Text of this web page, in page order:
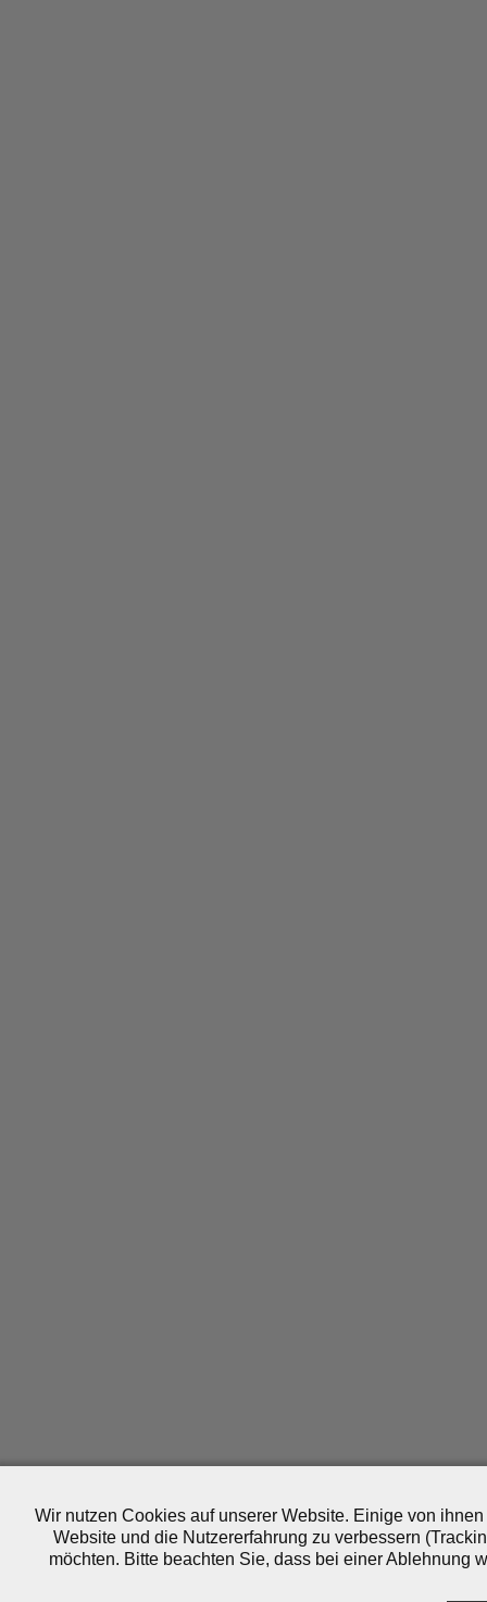
Wir nutzen Cookies auf unserer Website. Einige von
Website und die Nutzererfahrung zu verbessern
möchten. Bitte beachten Sie, dass bei einer Ablehnung